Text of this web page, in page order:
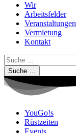
Wir
Arbeitsfelder
Veranstaltungen
Vermietung
Kontakt
Suche …
YouGo!s
Rüstzeiten